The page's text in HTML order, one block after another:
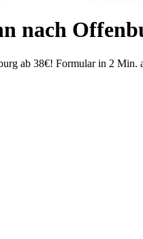
nach
ab 38€! Formular in 2 Min.